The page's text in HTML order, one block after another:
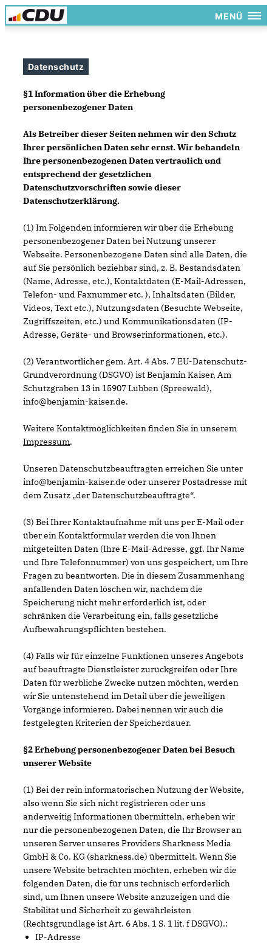
MENÜ
Datenschutz
§1 Information über die Erhebung
personenbezogener Daten
Als Betreiber dieser Seiten nehmen wir den Schutz
Ihrer persönlichen Daten sehr ernst. Wir behandeln
Ihre personenbezogenen Daten vertraulich und
entsprechend der gesetzlichen
Datenschutzvorschriften sowie dieser
Datenschutzerklärung.
(1) Im Folgenden informieren wir über die Erhebung
personenbezogener Daten bei Nutzung unserer
Webseite. Personenbezogene Daten sind alle Daten, die
auf Sie persönlich beziehbar sind, z. B. Bestandsdaten
(Name, Adresse, etc.), Kontaktdaten (E-Mail-Adressen,
Telefon- und Faxnummer etc. ), Inhaltsdaten (Bilder,
Videos, Text etc.), Nutzungsdaten (Besuchte Webseite,
Zugriffszeiten, etc.) und Kommunikationsdaten (IP-
Adresse, Geräte- und Browserinformationen, etc.).
(2) Verantwortlicher gem. Art. 4 Abs. 7 EU-Datenschutz-
Grundverordnung (DSGVO) ist Benjamin Kaiser, Am
Schutzgraben 13 in 15907 Lübben (Spreewald),
info@benjamin-kaiser.de.
Weitere Kontaktmöglichkeiten finden Sie in unserem
Impressum.
Unseren Datenschutzbeauftragten erreichen Sie unter
info@benjamin-kaiser.de oder unserer Postadresse mit
dem Zusatz „der Datenschutzbeauftragte“.
(3) Bei Ihrer Kontaktaufnahme mit uns per E-Mail oder
über ein Kontaktformular werden die von Ihnen
mitgeteilten Daten (Ihre E-Mail-Adresse, ggf. Ihr Name
und Ihre Telefonnummer) von uns gespeichert, um Ihre
Fragen zu beantworten. Die in diesem Zusammenhang
anfallenden Daten löschen wir, nachdem die
Speicherung nicht mehr erforderlich ist, oder
schränken die Verarbeitung ein, falls gesetzliche
Aufbewahrungspflichten bestehen.
(4) Falls wir für einzelne Funktionen unseres Angebots
auf beauftragte Dienstleister zurückgreifen oder Ihre
Daten für werbliche Zwecke nutzen möchten, werden
wir Sie untenstehend im Detail über die jeweiligen
Vorgänge informieren. Dabei nennen wir auch die
festgelegten Kriterien der Speicherdauer.
§2 Erhebung personenbezogener Daten bei Besuch
unserer Website
(1) Bei der rein informatorischen Nutzung der Website,
also wenn Sie sich nicht registrieren oder uns
anderweitig Informationen übermitteln, erheben wir
nur die personenbezogenen Daten, die Ihr Browser an
unseren Server unseres Providers Sharkness Media
GmbH & Co. KG (sharkness.de) übermittelt. Wenn Sie
unsere Website betrachten möchten, erheben wir die
folgenden Daten, die für uns technisch erforderlich
sind, um Ihnen unsere Website anzuzeigen und die
Stabilität und Sicherheit zu gewährleisten
(Rechtsgrundlage ist Art. 6 Abs. 1 S. 1 lit. f DSGVO).:
IP-Adresse